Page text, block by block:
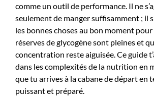
comme un outil de performance. Il ne
seulement de manger suffisamment ; il
les bonnes choses au bon moment pour
réserves de glycogène sont pleines et
concentration reste aiguisée. Ce guide
dans les complexités de la nutrition en
que tu arrives à la cabane de départ en
puissant et préparé.